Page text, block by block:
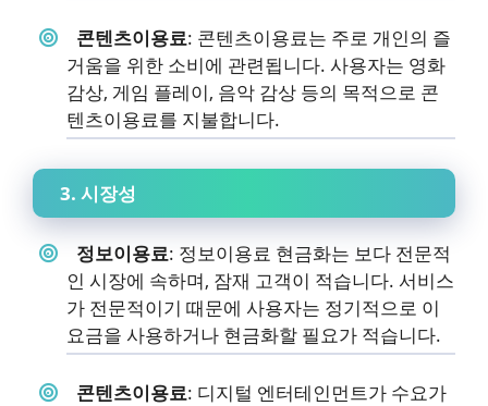
콘텐츠이용료: 콘텐츠이용료는 주로 개인의 즐
거움을 위한 소비에 관련됩니다. 사용자는 영화
감상, 게임 플레이, 음악 감상 등의 목적으로 콘
텐츠이용료를 지불합니다.
3. 시장성
정보이용료: 정보이용료 현금화는 보다 전문적
인 시장에 속하며, 잠재 고객이 적습니다. 서비스
가 전문적이기 때문에 사용자는 정기적으로 이
요금을 사용하거나 현금화할 필요가 적습니다.
콘텐츠이용료: 디지털 엔터테인먼트가 수요가